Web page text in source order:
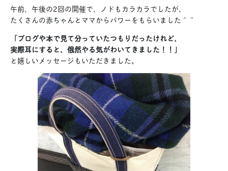
午前、午後の2回の開催で、ノドもカラカラでしたが、
たくさんの赤ちゃんとママからパワーをもらいました＾＾
「ブログや本で見て分っていたつもりだったけれど、
実際耳にすると、俄然やる気がわいてきました！！」
と嬉しいメッセージもいただきました。